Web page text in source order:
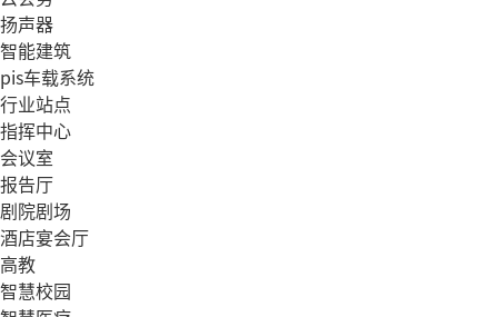
扬声器
智能建筑
pis车载系统
行业站点
指挥中心
会议室
报告厅
剧院剧场
酒店宴会厅
高教
智慧校园